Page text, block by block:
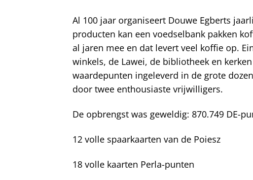
Al 100 jaar organiseert Douwe Egberts
producten kan een voedselbank pakken
al jaren mee en dat levert veel koffie op.
winkels, de Lawei, de bibliotheek en
waardepunten ingeleverd in de grote
door twee enthousiaste vrijwilligers.
De opbrengst was geweldig: 870.749 DE-
12 volle spaarkaarten van de Poiesz
18 volle kaarten Perla-punten